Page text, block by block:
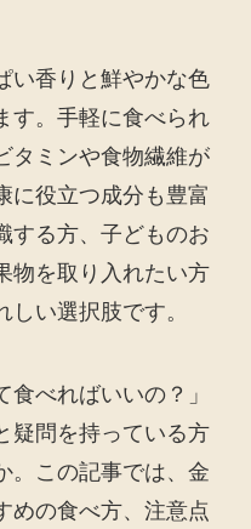
い香りと鮮やかな色
す。手軽に食べられ
タミンや食物繊維が
に役立つ成分も豊富
する方、子どものお
物を取り入れたい方
い選択肢です。
べればいいの？」
疑問を持っている方
。この記事では、金
めの食べ方、注意点